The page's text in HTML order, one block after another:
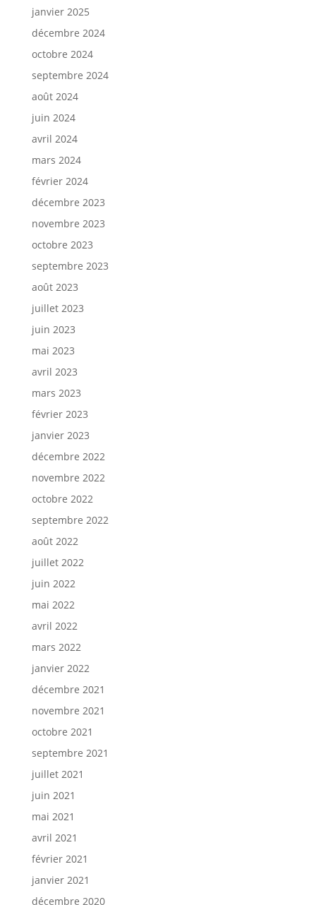
janvier 2025
décembre 2024
octobre 2024
septembre 2024
août 2024
juin 2024
avril 2024
mars 2024
février 2024
décembre 2023
novembre 2023
octobre 2023
septembre 2023
août 2023
juillet 2023
juin 2023
mai 2023
avril 2023
mars 2023
février 2023
janvier 2023
décembre 2022
novembre 2022
octobre 2022
septembre 2022
août 2022
juillet 2022
juin 2022
mai 2022
avril 2022
mars 2022
janvier 2022
décembre 2021
novembre 2021
octobre 2021
septembre 2021
juillet 2021
juin 2021
mai 2021
avril 2021
février 2021
janvier 2021
décembre 2020